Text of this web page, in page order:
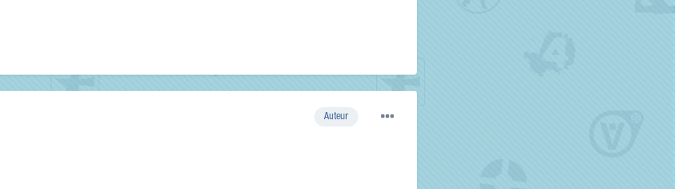
Auteur